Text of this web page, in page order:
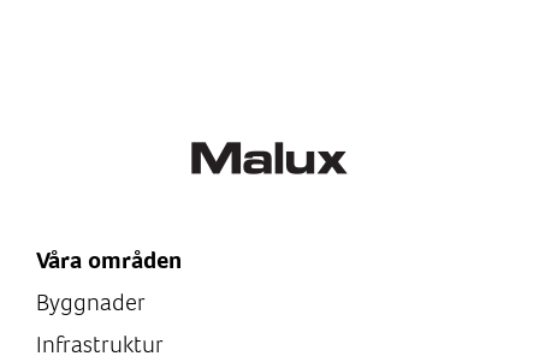
Våra områden
Byggnader
Infrastruktur